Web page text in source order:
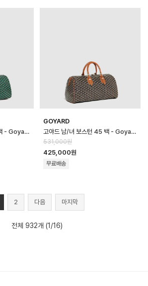
고야드 남/녀 보스턴 45 백 - Goyard Unisex Boston 45 Bag - g…
GOYARD
고야드 남/녀 보스턴 45 백 - Goyard Unisex Boston 45 Bag - g…
531,000원
425,000원
무료배송
2 다음 마지막
전체 932개 (1/16)